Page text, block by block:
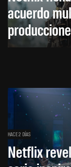
acuerdo
HACE 2 DÍAS
Netflix